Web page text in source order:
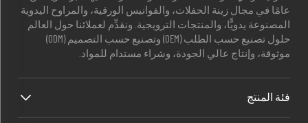
عامًا في مجال زينة الحفلات، والفوانيس الورقية، والمراوح اليدوية
المصنوعة يدويًّا، والمنتجات الترويجية. ونقدِّم لعملائنا حول العالم
حلول تصنيع حسب الطلب (OEM) وتصنيع حسب التصميم (ODM)
موثوقة، وإنتاج عالي الجودة، وشراء مستدام للمواد.
فئة المنتج